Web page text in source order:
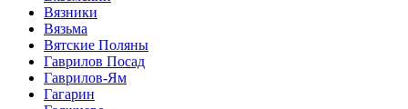
Вязники
Вязьма
Вятские Поляны
Гаврилов Посад
Гаврилов-Ям
Гагарин